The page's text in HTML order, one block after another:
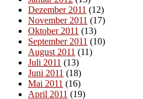
Dezember 2011 (12)
November 2011 (17)
Oktober 2011 (13)
September 2011 (10)
August 2011 (11)
Juli 2011 (13)
Juni 2011 (18)
Mai 2011 (16)
April 2011 (19)